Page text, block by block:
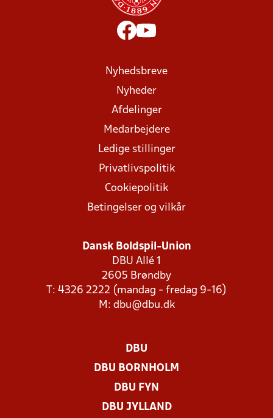
Nyhedsbreve
Nyheder
Afdelinger
Medarbejdere
Ledige stillinger
Privatlivspolitik
Cookiepolitik
Betingelser og vilkår
Dansk Boldspil-Union
DBU Allé 1
2605 Brøndby
T: 4326 2222 (mandag - fredag 9-16)
M: dbu@dbu.dk
DBU
DBU BORNHOLM
DBU FYN
DBU JYLLAND